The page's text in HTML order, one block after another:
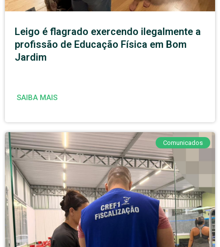
Leigo é flagrado exercendo ilegalmente a
profissão de Educação Física em Bom
Jardim
SAIBA MAIS
Comunicados